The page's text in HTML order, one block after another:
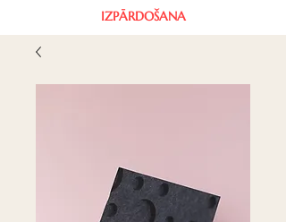
IZPĀRDOŠANA